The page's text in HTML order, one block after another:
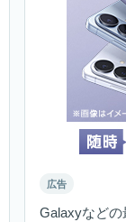
広告
Galaxyなど